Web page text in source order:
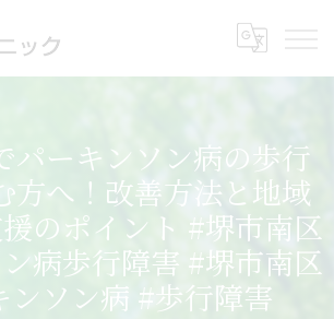
パーキンソン病の歩行
方へ！改善方法と地域
援のポイント #堺市南区
病歩行障害 #堺市南区
ンソン病 #歩行障害